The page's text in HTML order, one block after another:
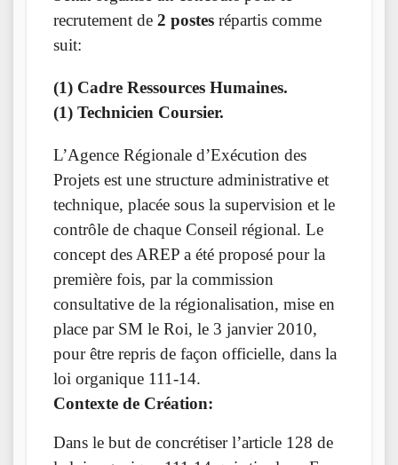
recrutement de 2 postes répartis comme
suit:
(1) Cadre Ressources Humaines.
(1) Technicien Coursier.
L’Agence Régionale d’Exécution des
Projets est une structure administrative et
technique, placée sous la supervision et le
contrôle de chaque Conseil régional. Le
concept des AREP a été proposé pour la
première fois, par la commission
consultative de la régionalisation, mise en
place par SM le Roi, le 3 janvier 2010,
pour être repris de façon officielle, dans la
loi organique 111-14.
Contexte de Création:
Dans le but de concrétiser l’article 128 de